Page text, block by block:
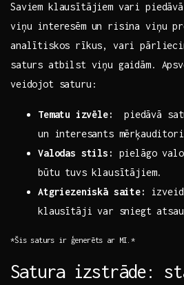
Saviem klausītājiem vari
viņu interesēm un risina viņu
analītiskos rīkus, vari
saturs atbilst ‍viņu gaidām.
veidojot saturu:
Tematu⁤ izvēle:
piedāvā
un interesants
Valodas stils:
pielāgo
būtu tuvs klausītājiem.
Atgriezeniskā saite:
klausītāji var sniegt‌
*Šis‍ saturs ir ģenerēts ar⁢ MI.*
Satura izstrāde: